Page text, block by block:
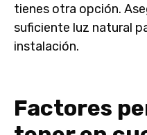
tienes otra opción.
suficiente luz natural
instalación.
Factores